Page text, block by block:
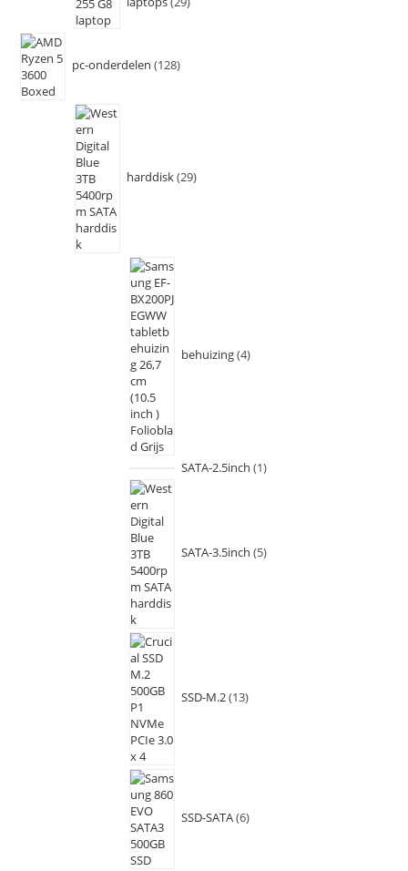
pc-onderdelen 128
harddisk 29
behuizing 4
SATA-2.5inch 1
SATA-3.5inch 5
SSD-M.2 13
SSD-SATA 6